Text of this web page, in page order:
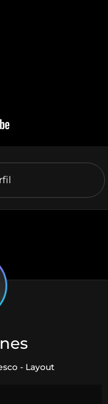
- Layout